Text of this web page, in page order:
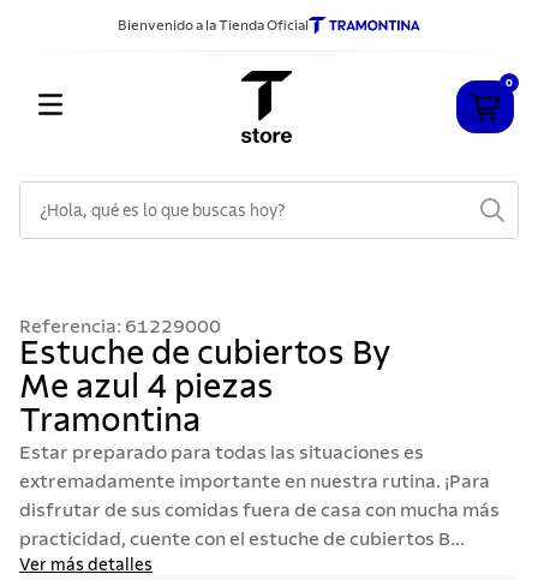
Bienvenido a la Tienda Oficial
0
Referencia: 61229000
Estuche de cubiertos By
Me azul 4 piezas
Tramontina
Estar preparado para todas las situaciones es
extremadamente importante en nuestra rutina. ¡Para
disfrutar de sus comidas fuera de casa con mucha más
practicidad, cuente con el estuche de cubiertos B...
Ver más detalles
2.
sarten
3.
cubiertos
4 .
ollas
acero inoxidable
6.
grano
solar